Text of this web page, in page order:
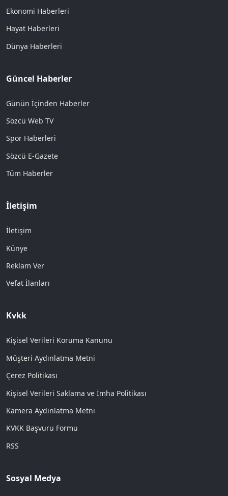
Ekonomi Haberleri
Hayat Haberleri
Dünya Haberleri
Güncel Haberler
Günün İçinden Haberler
Sözcü Web TV
Spor Haberleri
Sözcü E-Gazete
Tüm Haberler
İletişim
İletişim
Künye
Reklam Ver
Vefat İlanları
Kvkk
Kişisel Verileri Koruma Kanunu
Müşteri Aydınlatma Metni
Çerez Politikası
Kişisel Verileri Saklama ve İmha Politikası
Kamera Aydınlatma Metni
KVKK Başvuru Formu
RSS
Sosyal Medya